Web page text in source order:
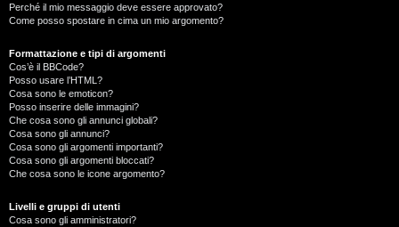
Perché il mio messaggio deve essere approvato?
Come posso spostare in cima un mio argomento?
Formattazione e tipi di argomenti
Cos’è il BBCode?
Posso usare l’HTML?
Cosa sono le emoticon?
Posso inserire delle immagini?
Che cosa sono gli annunci globali?
Cosa sono gli annunci?
Cosa sono gli argomenti importanti?
Cosa sono gli argomenti bloccati?
Che cosa sono le icone argomento?
Livelli e gruppi di utenti
Cosa sono gli amministratori?